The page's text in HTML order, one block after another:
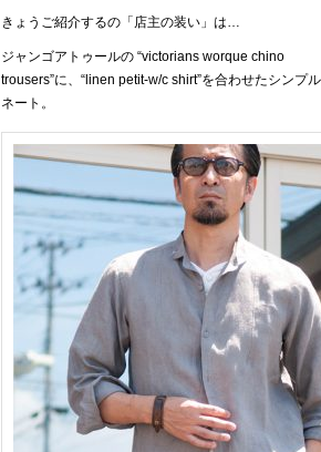
きょうご紹介するの「店主の装い」は…
ジャンゴアトゥールの “victorians worque chino
trousers”に、“linen petit-w/c shirt”を合わせたシンプ
ネート。